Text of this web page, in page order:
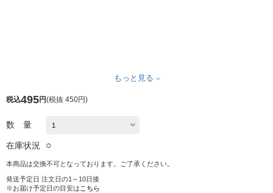
もっと見る
税込495円(税抜 450円)
数 量
在庫状況 ○
本商品は交換不可となっております。ご了承ください。
発送予定日 注文日の1～10日後
※お届け予定日の目安は こちら